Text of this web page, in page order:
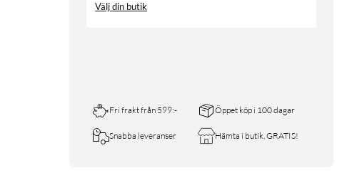
Välj din butik
Fri frakt från 599:- Öppet köp i 100 dagar
Snabba leveranser Hämta i butik, GRATIS!